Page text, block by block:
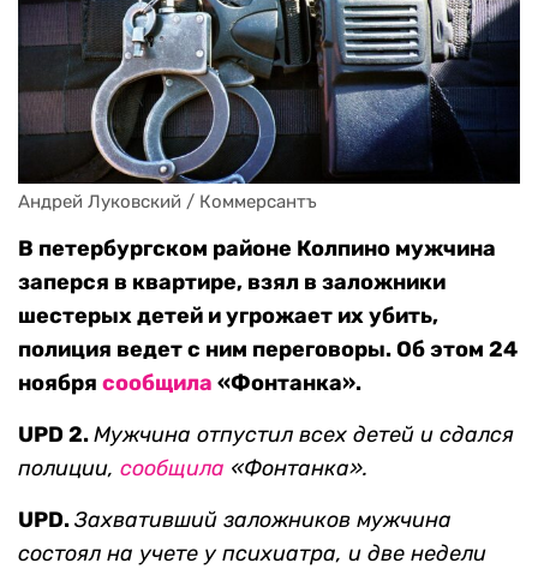
Андрей Луковский / Коммерсантъ
В петербургском районе Колпино мужчина
заперся в квартире, взял в заложники
шестерых детей и угрожает их убить,
полиция ведет с ним переговоры. Об этом 24
ноября сообщила «Фонтанка».
UPD 2.Мужчина отпустил всех детей и сдался
полиции, сообщила «Фонтанка».
UPD.Захвативший заложников мужчина
состоял на учете у психиатра, и две недели